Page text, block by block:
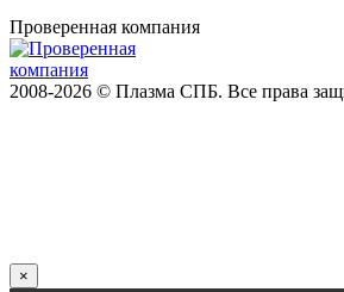
Проверенная компания
2008-2026 © Плазма СПБ. Все права
×